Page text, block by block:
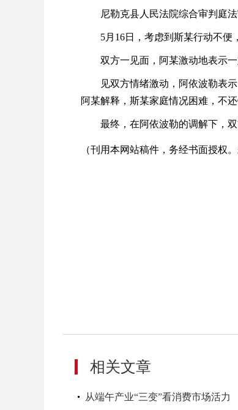
尼勒克县人民法院综合审判庭法
5月16日，考虑到斯某行动不便
双方一见面，阿某激动地表示一
见双方情绪激动，阿依波勒表示
阿某解释，斯某家庭情况困难，不
最终，在阿依波勒的调解下，双
（刊用本网站稿件，务经书面授权
相关文章
从端午产业“三变”看消费市场活力